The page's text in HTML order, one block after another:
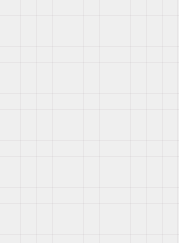
味道，甚至到你吃完，你都